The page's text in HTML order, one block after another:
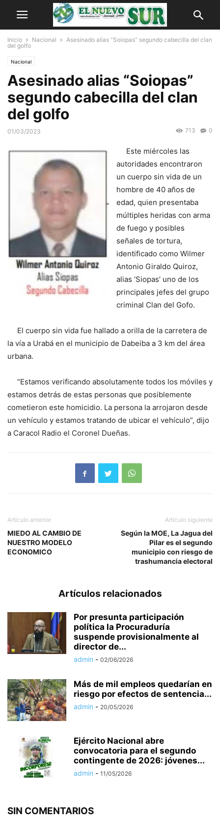
Inicio Nacional
Asesinado alias “Soiopas” segundo cabecilla del clan
del golfo
Nacional
Asesinado alias “Soiopas”
segundo cabecilla del clan
del golfo
01/03/2023 0
713
Este miércoles las
autoridades encontraron
un cuerpo sin vida de un
hombre de 40 años de
edad, quien presentaba
múltiples heridas con arma
de fuego y posibles
señales de tortura,
identificado como Wilmer
Antonio Giraldo Quiroz,
alias ‘Siopas’ uno de los
principales jefes del grupo
criminal Clan del Gofo.
El cuerpo sin vida fue hallado a orilla de la carretera de
la vía a Urabá en el municipio de Dabeiba a 3 km del área
urbana.
“Estamos verificando absolutamente todos los móviles y
estamos detrás de estas personas que posiblemente
cometieron este homicidio. La persona la arrojaron desde
un vehículo y estamos tratando de ubicar el vehículo”, dijo
a Caracol Radio el Coronel Dueñas.
Artículo anterior
MIEDO AL CAMBIO DE
NUESTRO MODELO
ECONOMICO
Artículo siguiente
Según la MOE, La Jagua del
Pilar es el segundo
municipio con riesgo de
trashumancia electoral
Artículos relacionados
Por presunta participación
política la Procuraduría
suspende provisionalmente al
director de...
admin - 02/06/2026
Más de mil empleos quedarían en
riesgo por efectos de sentencia...
admin - 20/05/2026
Ejército Nacional abre
convocatoria para el segundo
contingente de 2026: jóvenes...
admin - 11/05/2026
SIN COMENTARIOS